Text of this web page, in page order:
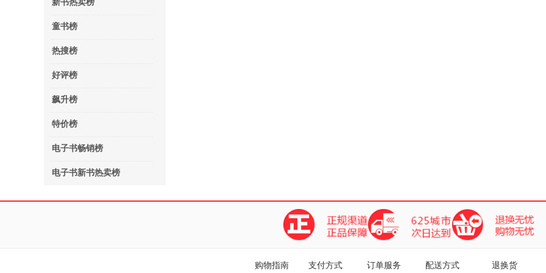
新书热卖榜
童书榜
热搜榜
好评榜
飙升榜
特价榜
电子书畅销榜
电子书新书热卖榜
购物指南 支付方式 订单服务 配送方式 退换货